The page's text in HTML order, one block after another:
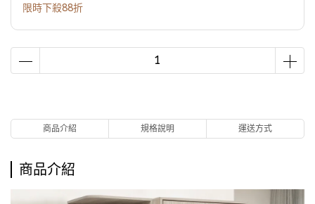
限時下殺88折
商品介紹 規格說明 運送方式
商品介紹